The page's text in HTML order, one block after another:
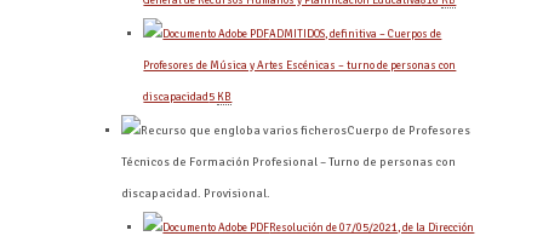
ADMITIDOS, definitiva – Cuerpos de
Profesores de Música y Artes Escénicas – turno de personas con
discapacidad5 KB
Cuerpo de Profesores
Técnicos de Formación Profesional – Turno de personas con
discapacidad. Provisional.
Resolución de 07/05/2021, de la Dirección